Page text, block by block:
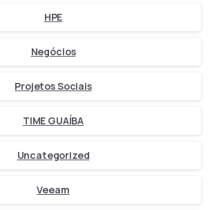
HPE
Negócios
Projetos Sociais
TIME GUAÍBA
Uncategorized
Veeam